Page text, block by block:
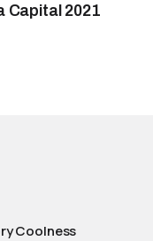
Capital 2021
Coolness